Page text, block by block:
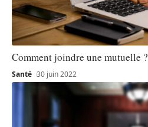
Comment joindre une mutuelle ?
Santé 30 juin 2022